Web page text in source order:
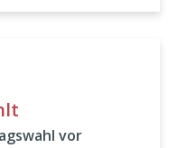
vor